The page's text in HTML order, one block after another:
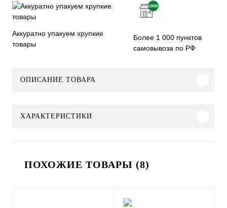
Аккуратно упакуем хрупкие
товары
Более 1 000 пунктов
самовывоза по РФ
ОПИСАНИЕ ТОВАРА
ХАРАКТЕРИСТИКИ
ПОХОЖИЕ ТОВАРЫ (8)